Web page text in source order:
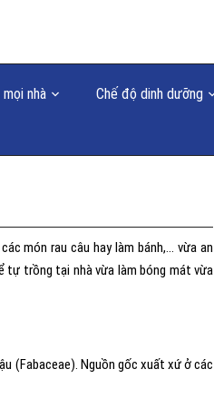
nhà Chế độ dinh dưỡng
món rau câu hay làm bánh,… vừa an
tự trồng tại nhà vừa làm bóng mát vừa
(Fabaceae). Nguồn gốc xuất xứ ở các